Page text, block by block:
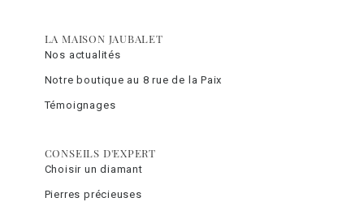
LA MAISON JAUBALET
Nos actualités
Notre boutique au 8 rue de la Paix
Témoignages
CONSEILS D'EXPERT
Choisir un diamant
Pierres précieuses